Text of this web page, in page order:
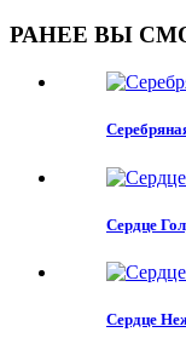
РАНЕЕ ВЫ
Сердце
Сердце